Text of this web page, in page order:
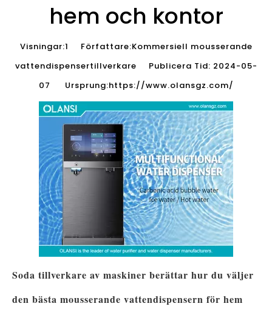
hem och kontor
Visningar:1 Författare:Kommersiell mousserande
vattendispensertillverkare Publicera Tid: 2024-05-
07 Ursprung:https://www.olansgz.com/
Soda tillverkare av maskiner berättar hur du väljer
den bästa mousserande vattendispensern för hem